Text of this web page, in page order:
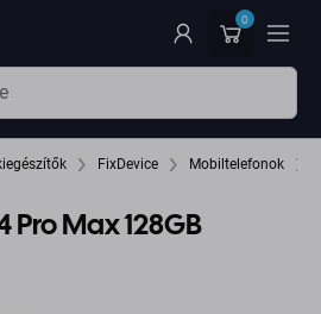
0
FixDevice Mobiltelefonok
Pro Max 128GB